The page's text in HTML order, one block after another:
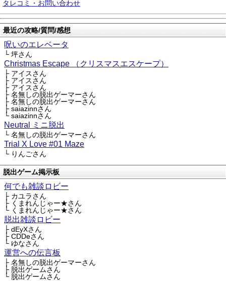
タレコミ・お問い合わせ
最近の攻略/質問/感想
呪いのエレベータ
└ 坪さん
Christmas Escape （クリスマスエスケープ）
├ アイスさん
├ アイスさん
├ アイスさん
├ 名無しの脱出ゲーマーさん
├ 名無しの脱出ゲーマーさん
├ saiazinnさん
└ saiazinnさん
Neutral ミニ脱出
└ 名無しの脱出ゲーマーさん
Trial X Love #01 Maze
└ りんごさん
脱出ゲーム掲示板
何でも雑談ロビー
├ カユラさん
├ くまれんじゃー★さん
└ くまれんじゃー★さん
脱出雑談ロビー
├ dEyXさん
├ CDDeさん
└ ゆなさん
運営への伝言板
├ 名無しの脱出ゲーマーさん
├ 脱出ゲームさん
└ 脱出ゲームさん